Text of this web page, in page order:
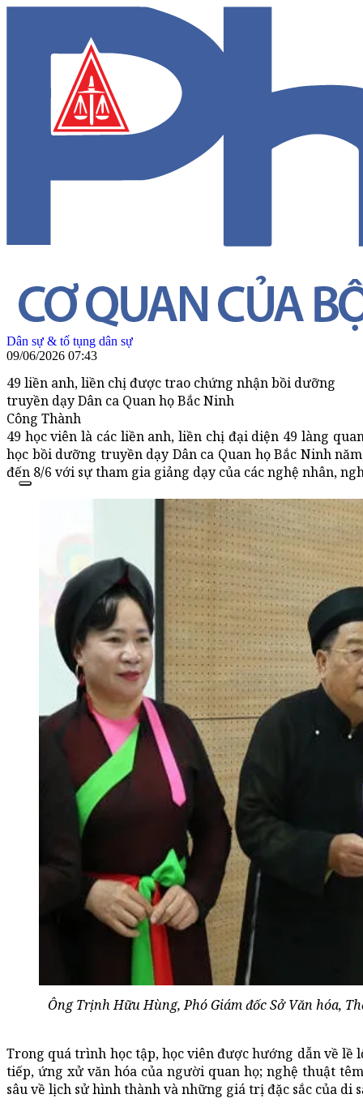
Dân sự & tố tụng dân sự
09/06/2026 07:43
49 liền anh, liền chị được trao chứng nhận bồi dưỡng
truyền dạy Dân ca Quan họ Bắc Ninh
Công Thành
49 học viên là các liền anh, liền chị đại diện 49 làng
học bồi dưỡng truyền dạy Dân ca Quan họ Bắc Ninh
đến 8/6 với sự tham gia giảng dạy của các nghệ nhân,
Ông Trịnh Hữu Hùng, Phó Giám đốc Sở Văn hóa,
Trong quá trình học tập, học viên được hướng dẫn về lề
tiếp, ứng xử văn hóa của người quan họ; nghệ thuật
sâu về lịch sử hình thành và những giá trị đặc sắc của di